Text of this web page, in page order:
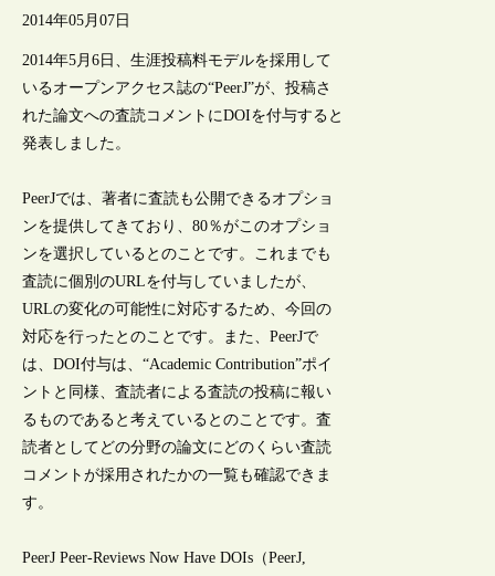
2014年05月07日
2014年5月6日、生涯投稿料モデルを採用して
いるオープンアクセス誌の“PeerJ”が、投稿さ
れた論文への査読コメントにDOIを付与すると
発表しました。
PeerJでは、著者に査読も公開できるオプショ
ンを提供してきており、80％がこのオプショ
ンを選択しているとのことです。これまでも
査読に個別のURLを付与していましたが、
URLの変化の可能性に対応するため、今回の
対応を行ったとのことです。また、PeerJで
は、DOI付与は、“Academic Contribution”ポイ
ントと同様、査読者による査読の投稿に報い
るものであると考えているとのことです。査
読者としてどの分野の論文にどのくらい査読
コメントが採用されたかの一覧も確認できま
す。
PeerJ Peer-Reviews Now Have DOIs（PeerJ,